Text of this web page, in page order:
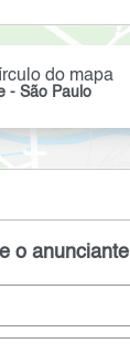
do mapa
- São Paulo
o anunciante